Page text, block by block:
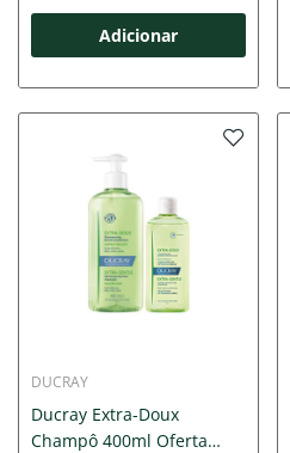
Adicionar
DUCRAY
Ducray Extra-Doux
Champô 400ml Oferta